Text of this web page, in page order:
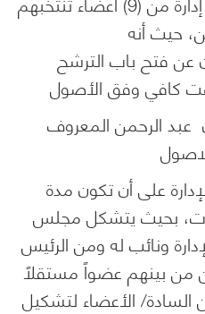
حيث أنه
الإعلان عن فتح باب الترشح
كافي وفق الأصول
عبد الرحمن المعروف
على أن تكون مدة
بحيث يتشكل مجلس
ونائب له ومن الرئيس
من بينهم عضواً مستقلاً
السادة/ الأعضاء لتشكيل